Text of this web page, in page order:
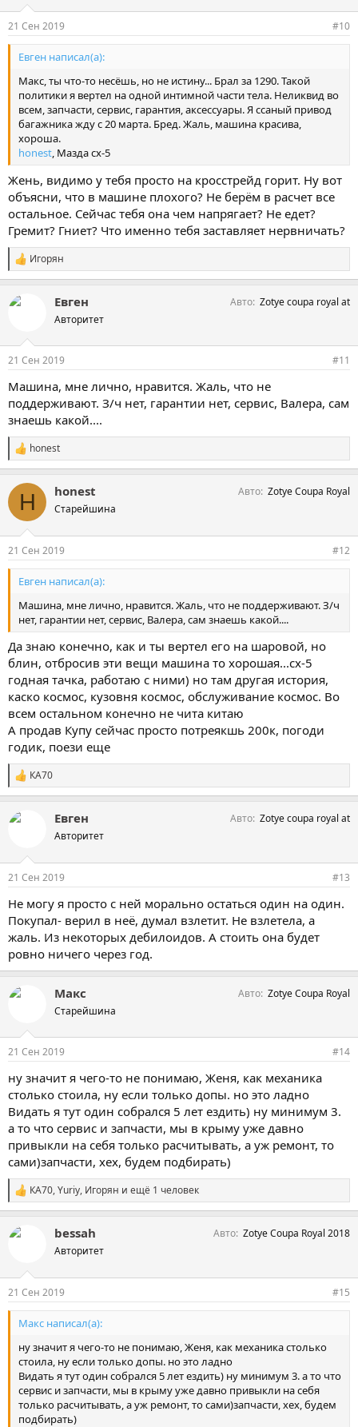
21 Сен 2019 #10
Евген написал(а):
Макс, ты что-то несёшь, но не истину... Брал за 1290. Такой
политики я вертел на одной интимной части тела. Неликвид во
всем, запчасти, сервис, гарантия, аксессуары. Я ссаный привод
багажника жду с 20 марта. Бред. Жаль, машина красива,
хороша.
honest, Мазда cx-5
Жень, видимо у тебя просто на кросстрейд горит. Ну вот
объясни, что в машине плохого? Не берём в расчет все
остальное. Сейчас тебя она чем напрягает? Не едет?
Гремит? Гниет? Что именно тебя заставляет нервничать?
С
и
п
Игорян
Евген
Авторитет
Авто Zotye coupa royal at
21 Сен 2019 #11
Машина, мне лично, нравится. Жаль, что не
поддерживают. З/ч нет, гарантии нет, сервис, Валера, сам
знаешь какой....
С
и
п
т
honest
H honest
Старейшина
Авто Zotye Coupa Royal
21 Сен 2019 #12
Евген написал(а):
Машина, мне лично, нравится. Жаль, что не поддерживают. З/ч
нет, гарантии нет, сервис, Валера, сам знаешь какой....
Да знаю конечно, как и ты вертел его на шаровой, но
блин, отбросив эти вещи машина то хорошая...сх-5
годная тачка, работаю с ними) но там другая история,
каско космос, кузовня космос, обслуживание космос. Во
всем остальном конечно не чита китаю
А продав Купу сейчас просто потреякшь 200к, погоди
годик, поези еще
С
и
п
КА70
Евген
Авторитет
Авто Zotye coupa royal at
21 Сен 2019 #13
Не могу я просто с ней морально остаться один на один.
Покупал- верил в неё, думал взлетит. Не взлетела, а
жаль. Из некоторых дебилоидов. А стоить она будет
ровно ничего через год.
Макс
Старейшина
Авто Zotye Coupa Royal
21 Сен 2019 #14
ну значит я чего-то не понимаю, Женя, как механика
столько стоила, ну если только допы. но это ладно
Видать я тут один собрался 5 лет ездить) ну минимум 3.
а то что сервис и запчасти, мы в крыму уже давно
привыкли на себя только расчитывать, а уж ремонт, то
сами)запчасти, хех, будем подбирать)
С
и
п
КА70,Yuriy, Игорян и ещё 1 человек
bessah
Авторитет
Авто Zotye Coupa Royal 2018
21 Сен 2019 #15
Макс написал(а):
ну значит я чего-то не понимаю, Женя, как механика столько
стоила, ну если только допы. но это ладно
Видать я тут один собрался 5 лет ездить) ну минимум 3. а то что
сервис и запчасти, мы в крыму уже давно привыкли на себя
только расчитывать, а уж ремонт, то сами)запчасти, хех, будем
подбирать)